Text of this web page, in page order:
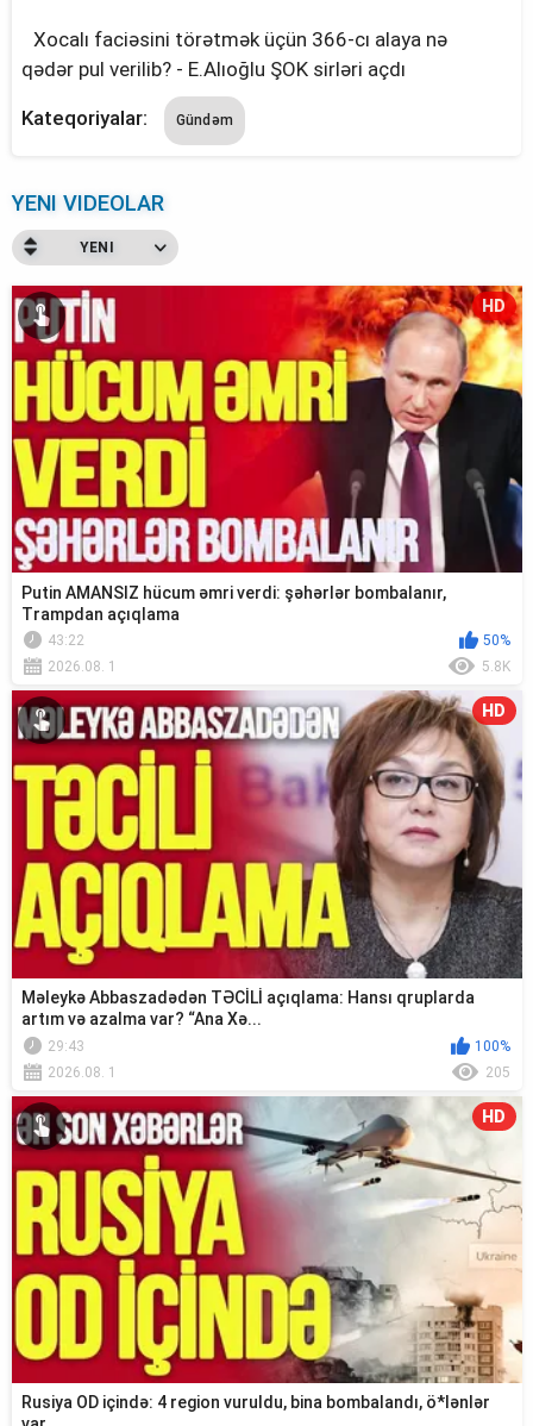
Xocalı faciəsini törətmək üçün 366-cı alaya nə
qədər pul verilib? - E.Alıoğlu ŞOK sirləri açdı
Kateqoriyalar: Gündəm
YENI VIDEOLAR
YENI
HD
Putin AMANSIZ hücum əmri verdi: şəhərlər bombalanır,
Trampdan açıqlama
43:22
50%
2026.08. 1
5.8K
HD
Məleykə Abbaszadədən TƏCİLİ açıqlama: Hansı qruplarda
artım və azalma var? “Ana Xə...
29:43
100%
2026.08. 1
205
HD
Rusiya OD içində: 4 region vuruldu, bina bombalandı, ö*lənlər